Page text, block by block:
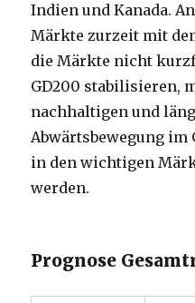
Indien und Kanada.
Märkte zurzeit mit
die Märkte nicht
GD200 stabilisieren,
nachhaltigen und
Abwärtsbewegung im
in den wichtigen
werden.
Prognose